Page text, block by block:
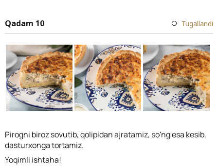
Qadam 10 Tugallandi
Pirogni biroz sovutib, qolipidan ajratamiz, so'ng esa kesib,
dasturxonga tortamiz.
Yoqimli ishtaha!